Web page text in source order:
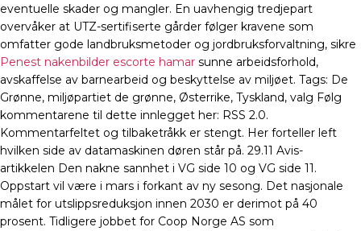
eventuelle skader og mangler. En uavhengig tredjepart
overvåker at UTZ-sertifiserte gårder følger kravene som
omfatter gode landbruksmetoder og jordbruksforvaltning, sikre
Penest nakenbilder escorte hamar sunne arbeidsforhold,
avskaffelse av barnearbeid og beskyttelse av miljøet. Tags: De
Grønne, miljøpartiet de grønne, Østerrike, Tyskland, valg Følg
kommentarene til dette innlegget her: RSS 2.0.
Kommentarfeltet og tilbaketråkk er stengt. Her forteller left
hvilken side av datamaskinen døren står på. 29.11 Avis-
artikkelen Den nakne sannhet i VG side 10 og VG side 11.
Oppstart vil være i mars i forkant av ny sesong. Det nasjonale
målet for utslippsreduksjon innen 2030 er derimot på 40
prosent. Tidligere jobbet for Coop Norge AS som